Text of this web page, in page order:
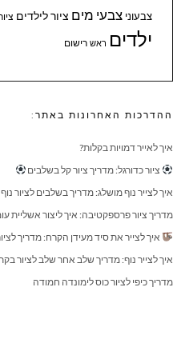
צבעוני צבעי מים ציור לילדים
ילדים ראש רישום
ההדרכות האחרונות באתר:
איך לאייר דמויות בקלות?
ציור כדורגל: מדריך ציור קל בשלבים
איך לצייר נוף מושלג: מדריך בשלבים לציור נוף
מדריך ציור פרספקטיבה: איך ליצור אשליית
איך לצייר את סיד מעידן הקרח: מדריך
איך לצייר נוף: מדריך שלב אחר שלב לציור
מדריך כיפי לציור כוס לימונדה חמודה